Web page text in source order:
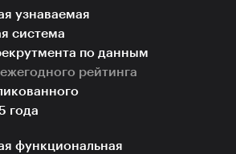
узнаваемая
система
по данным
рейтинга
года
функциональная